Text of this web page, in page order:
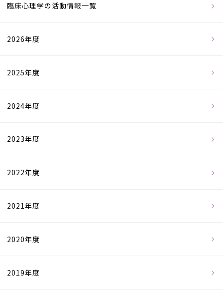
臨床心理学の活動情報一覧
2026年度
2025年度
2024年度
2023年度
2022年度
2021年度
2020年度
2019年度